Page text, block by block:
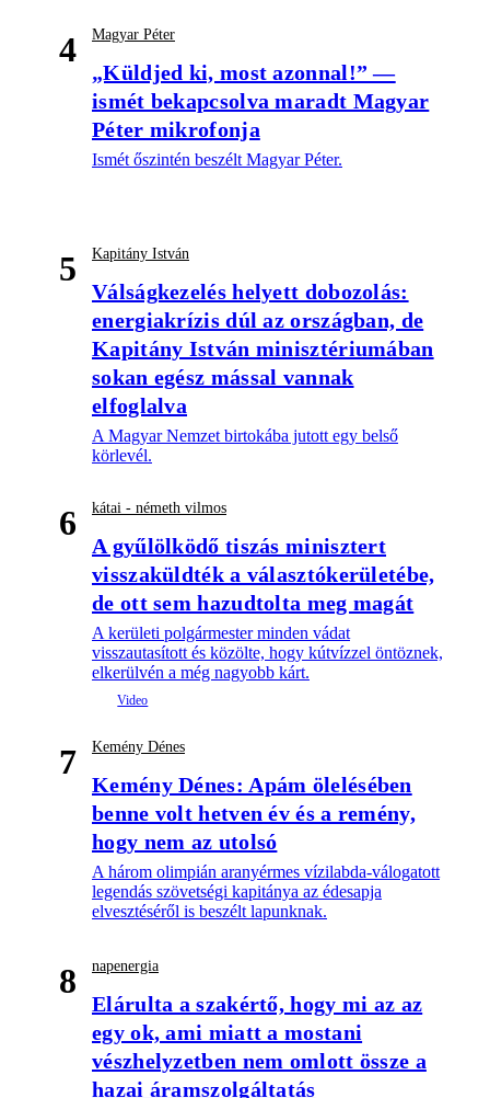
4 Magyar Péter
„Küldjed ki, most azonnal!” —
ismét bekapcsolva maradt Magyar
Péter mikrofonja
Ismét őszintén beszélt Magyar Péter.
5 Kapitány István
Válságkezelés helyett dobozolás:
energiakrízis dúl az országban, de
Kapitány István minisztériumában
sokan egész mással vannak
elfoglalva
A Magyar Nemzet birtokába jutott egy belső
körlevél.
6 kátai - németh vilmos
A gyűlölködő tiszás minisztert
visszaküldték a választókerületébe,
de ott sem hazudtolta meg magát
A kerületi polgármester minden vádat
visszautasított és közölte, hogy kútvízzel öntöznek,
elkerülvén a még nagyobb kárt.
7 Kemény Dénes
Kemény Dénes: Apám ölelésében
benne volt hetven év és a remény,
hogy nem az utolsó
A három olimpián aranyérmes vízilabda-válogatott
legendás szövetségi kapitánya az édesapja
elvesztéséről is beszélt lapunknak.
8 napenergia
Elárulta a szakértő, hogy mi az az
egy ok, ami miatt a mostani
vészhelyzetben nem omlott össze a
hazai áramszolgáltatás